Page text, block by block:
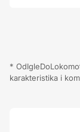
*
karakteristika i